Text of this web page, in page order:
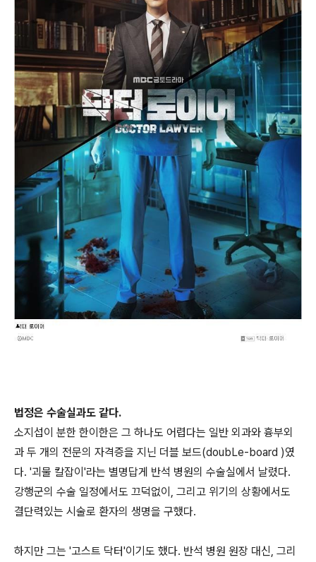
법정은 수술실과도 같다.
소지섭이 분한 한이한은 그 하나도 어렵다는 일반 외과와 흉부외
과 두 개의 전문의 자격증을 지닌 더블 보드(doubLe-board )였
다. '괴물 칼잡이'라는 별명답게 반석 병원의 수술실에서 날렸다.
강행군의 수술 일정에서도 끄덕없이, 그리고 위기의 상황에서도
결단력있는 시술로 환자의 생명을 구했다.
하지만 그는 '고스트 닥터'이기도 했다. 반석 병원 원장 대신, 그리